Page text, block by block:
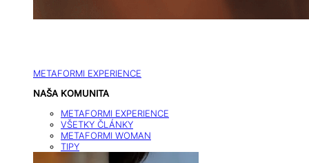
METAFORMI EXPERIENCE
NAŠA KOMUNITA
METAFORMI EXPERIENCE
VŠETKY ČLÁNKY
METAFORMI WOMAN
TIPY